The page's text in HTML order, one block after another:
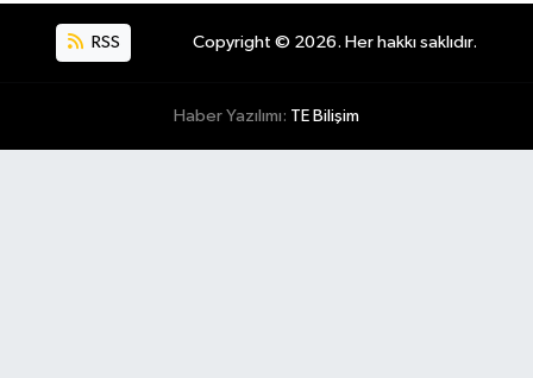
RSS Copyright © 2026. Her hakkı saklıdır.
Haber Yazılımı: TE Bilişim